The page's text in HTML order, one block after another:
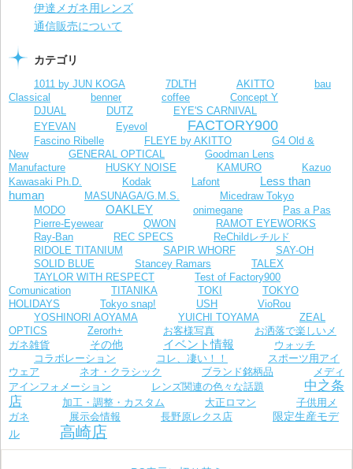
伊達メガネ用レンズ
通信販売について
カテゴリ
1011 by JUN KOGA 7DLTH AKITTO
bau
Classical
benner coffee Concept Y
DJUAL DUTZ
EYE'S CARNIVAL
EYEVAN
Eyevol FACTORY900
Fascino Ribelle FLEYE by AKITTO
G4 Old &
New
GENERAL OPTICAL
Goodman Lens
Manufacture
HUSKY NOISE KAMURO
Kazuo
Kawasaki Ph.D.
Kodak Lafont
Less than
human
MASUNAGA/G.M.S.
Micedraw Tokyo
MODO
OAKLEY onimegane
Pas a Pas
Pierre-Eyewear
QWON
RAMOT EYEWORKS
Ray-Ban
REC SPECS
ReChildレチルド
RIDOLE TITANIUM
SAPIR WHORF
SAY-OH
SOLID BLUE
Stancey Ramars TALEX
TAYLOR WITH RESPECT
Test of Factory900
Comunication
TITANIKA TOKI
TOKYO
HOLIDAYS
Tokyo snap! USH VioRou
YOSHINORI AOYAMA YUICHI TOYAMA
ZEAL
OPTICS
Zerorh+ お客様写真
お洒落で楽しいメ
ガネ雑貨
その他 イベント情報
ウォッチ
コラボレーション
コレ、凄い！！
スポーツ用アイ
ウェア
ネオ・クラシック ブランド銘柄品
メディ
アインフォメーション
レンズ関連の色々な話題
中之条
店
加工・調整・カスタム 大正ロマン
子供用メ
ガネ
展示会情報 長野原レクス店
限定生産モデ
ル
高崎店